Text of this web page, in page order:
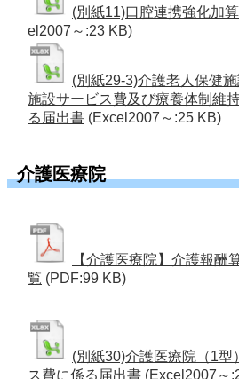
(別紙11)口腔連携強化加
el2007～:23 KB)
(別紙29-3)介護老人保健
施設サービス費及び療養体制維
る届出書 (Excel2007～:25 KB)
介護医療院
【介護医療院】介護報酬
覧 (PDF:99 KB)
(別紙30)介護医療院（1型
ス費に係る届出書 (Excel2007～